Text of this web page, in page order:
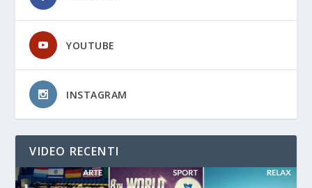
YOUTUBE
INSTAGRAM
VIDEO RECENTI